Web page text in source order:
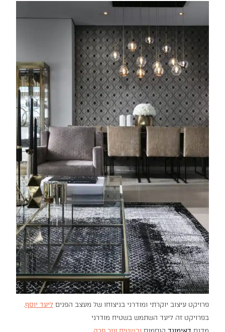
פרויקט עיצוב יוקרתי ומודרני בניצוחו של מעצב הפניםליעד יוסף.
בפרויקט זה ליעד השתמש בשטיח מודרני